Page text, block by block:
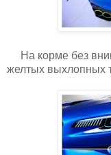
На корме без
желтых выхлопных